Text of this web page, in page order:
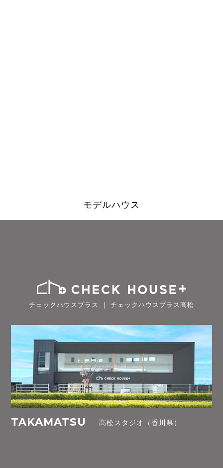
モデルハウス
チェックハウスプラス ｜ チェックハウスプラス高松
TAKAMATSU 高松スタジオ（香川県）